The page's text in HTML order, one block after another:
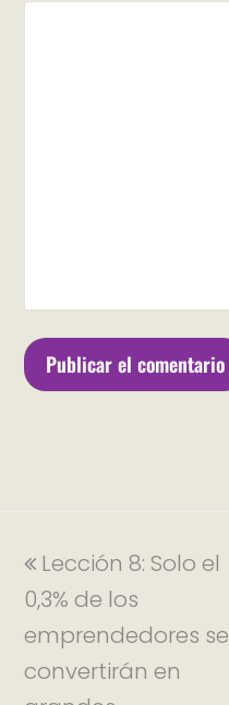
Lección 8: Solo el
0,3% de los
emprendedores se
convertirán en